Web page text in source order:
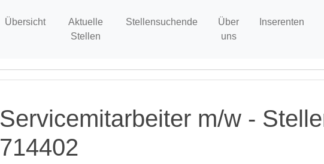
Übersicht
Aktuelle
Stellen
Stellensuchende
Über
uns
Inserenten
Servicemitarbeiter m/w -
714402